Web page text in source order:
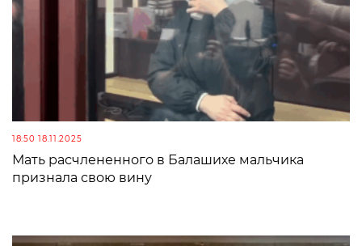
18:50 18.11.2025
Мать расчлененного в Балашихе мальчика
признала свою вину